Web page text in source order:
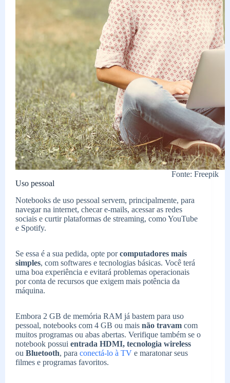
Fonte: Freepik
Uso pessoal
Notebooks de uso pessoal servem, principalmente, para
navegar na internet, checar e-mails, acessar as redes
sociais e curtir plataformas de streaming, como YouTube
e Spotify.
Se essa é a sua pedida, opte porcomputadores mais
simples, com softwares e tecnologias básicas. Você terá
uma boa experiência e evitará problemas operacionais
por conta de recursos que exigem mais potência da
máquina.
Embora 2 GB de memória RAM já bastem para uso
pessoal, notebooks com 4 GB ou mais não travam com
muitos programas ou abas abertas. Verifique também se o
notebook possui entrada HDMI, tecnologia wireless
ou Bluetooth, para conectá-lo à TV e maratonar seus
filmes e programas favoritos.